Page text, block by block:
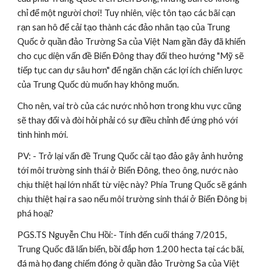
chỉ để một người chơi! Tuy nhiên, việc tôn tạo các bãi cạn
rạn san hô để cải tạo thành các đảo nhân tạo của Trung
Quốc ở quần đảo Trường Sa của Việt Nam gần đây đã khiến
cho cục diện vấn đề Biển Đông thay đổi theo hướng "Mỹ sẽ
tiếp tục can dự sâu hơn" để ngăn chặn các lợi ích chiến lược
của Trung Quốc dù muốn hay không muốn.
Cho nên, vai trò của các nước nhỏ hơn trong khu vực cũng
sẽ thay đổi và đòi hỏi phải có sự điều chỉnh để ứng phó với
tình hình mới.
PV: - Trở lại vấn đề Trung Quốc cải tạo đảo gây ảnh hưởng
tới môi trường sinh thái ở Biển Đông, theo ông, nước nào
chịu thiệt hại lớn nhất từ việc này? Phía Trung Quốc sẽ gánh
chịu thiệt hại ra sao nếu môi trường sinh thái ở Biển Đông bị
phá hoại?
PGS.TS Nguyễn Chu Hồi:- Tính đến cuối tháng 7/2015,
Trung Quốc đã lấn biển, bồi đắp hơn 1.200 hecta tại các bãi,
đá mà họ đang chiếm đóng ở quần đảo Trường Sa của Việt